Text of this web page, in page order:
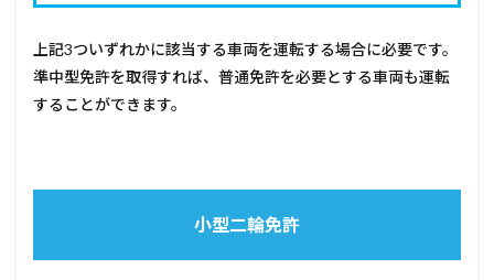
上記3ついずれかに該当する車両を運転する場合に必要です。
準中型免許を取得すれば、普通免許を必要とする車両も運転
することができます。
小型二輪免許